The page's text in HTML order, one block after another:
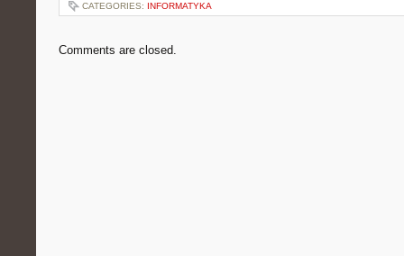
CATEGORIES: INFORMATYKA
Comments are closed.